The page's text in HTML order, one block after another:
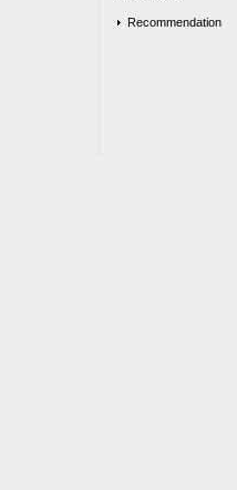
Recommendation